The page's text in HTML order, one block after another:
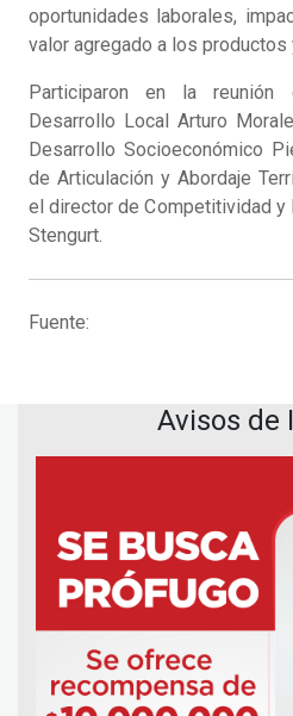
oportunidades laborales,
valor agregado a los
Participaron en la
Desarrollo Local Arturo
Desarrollo Socioeconómico
de Articulación y Abordaje
el director de Competitividad y
Stengurt.
Fuente:
Avisos de